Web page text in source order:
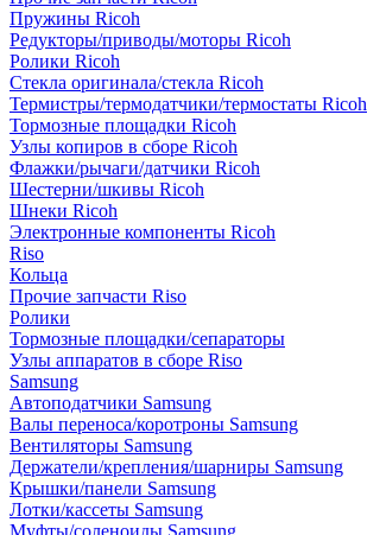
Пружины Ricoh
Редукторы/приводы/моторы Ricoh
Ролики Ricoh
Стекла оригинала/стекла Ricoh
Термистры/термодатчики/термостаты Ricoh
Тормозные площадки Ricoh
Узлы копиров в сборе Ricoh
Флажки/рычаги/датчики Ricoh
Шестерни/шкивы Ricoh
Шнеки Ricoh
Электронные компоненты Ricoh
Riso
Кольца
Прочие запчасти Riso
Ролики
Тормозные площадки/сепараторы
Узлы аппаратов в сборе Riso
Samsung
Автоподатчики Samsung
Валы переноса/коротроны Samsung
Вентиляторы Samsung
Держатели/крепления/шарниры Samsung
Крышки/панели Samsung
Лотки/кассеты Samsung
Муфты/соленоиды Samsung